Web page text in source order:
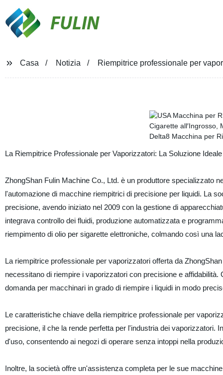
FULIN
Casa Notizia Riempitrice professionale per
La Riempitrice Professionale per Vaporizzatori: La Soluzione
ZhongShan Fulin Machine Co., Ltd. è un produttore specializzato
l'automazione di macchine riempitrici di precisione per liquidi. La
precisione, avendo iniziato nel 2009 con la gestione di
integrava controllo dei fluidi, produzione automatizzata e
riempimento di olio per sigarette elettroniche, colmando così una
La riempitrice professionale per vaporizzatori offerta da
necessitano di riempire i vaporizzatori con precisione e
domanda per macchinari in grado di riempire i liquidi in modo
Le caratteristiche chiave della riempitrice professionale per
precisione, il che la rende perfetta per l'industria dei vaporizzatori.
d'uso, consentendo ai negozi di operare senza intoppi nella
Inoltre, la società offre un'assistenza completa per le sue